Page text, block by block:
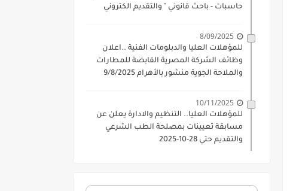
حاسبات - باحث قانوني " والتقديم الكتروني
8/09/2025
للمؤهلات العليا والدبلومات الفنية ..اعلان
وظائف الشركة المصرية القابضة للمطارات
والملاحة الجوية منشور بالأهرام 9/8/2025
10/11/2025
للمؤهلات العليا.. التنظيم والادارة يعلن عن
مسابقة تعيينات بمصلحة الطب الشرعي
والتقديم حتي 28-10-2025